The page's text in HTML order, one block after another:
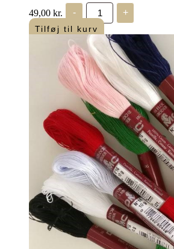
49,00 kr. -
DMC
Navnegarn
No.
16
-
Ecru
-
10
g
fed
antal
+
Tilføj til kurv